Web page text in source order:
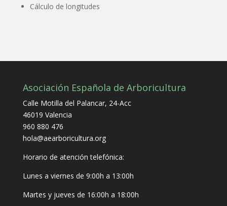
Cálculo de longitudes
Asociación Española de Arboricultura
Calle Motilla del Palancar, 24-Acc
46019 Valencia
960 880 476
hola@aearboricultura.org
Horario de atención telefónica:
Lunes a viernes de 9:00h a 13:00h
Martes y jueves de 16:00h a 18:00h